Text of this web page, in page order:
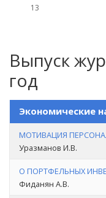
13
Выпуск
год
Экономические
МОТИВАЦИЯ
Уразманов И.В.
О ПОРТФЕЛЬНЫХ
Фиданян А.В.